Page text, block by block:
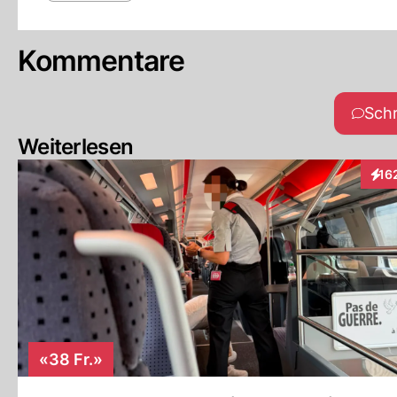
Kommentare
Weiterlesen
«38 Fr.»